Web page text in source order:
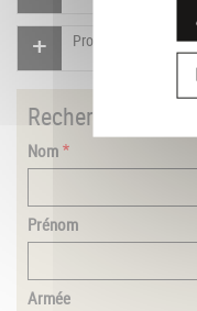
Proposer un
Rechercher
Nom
Prénom
Armée